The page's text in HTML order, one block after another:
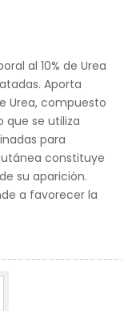
al 10% de Urea
Aporta
Urea, compuesto
que se utiliza
para
constituye
su aparición.
a favorecer la